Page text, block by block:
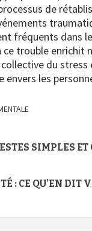
de
fréquents dans
ce trouble enrichit
du stress
envers les
SIMPLES ET
: CE QU’EN DIT